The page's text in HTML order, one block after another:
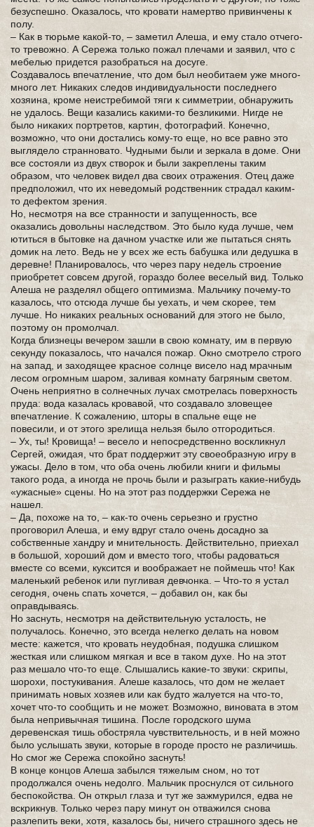
безуспешно. Оказалось, что кровати намертво привинчены к
полу.
– Как в тюрьме какой-то, – заметил Алеша, и ему стало отчего-
то тревожно. А Сережа только пожал плечами и заявил, что с
мебелью придется разобраться на досуге.
Создавалось впечатление, что дом был необитаем уже много-
много лет. Никаких следов индивидуальности последнего
хозяина, кроме неистребимой тяги к симметрии, обнаружить
не удалось. Вещи казались какими-то безликими. Нигде не
было никаких портретов, картин, фотографий. Конечно,
возможно, что они достались кому-то еще, но все равно это
выглядело странновато. Чудными были и зеркала в доме. Они
все состояли из двух створок и были закреплены таким
образом, что человек видел два своих отражения. Отец даже
предположил, что их неведомый родственник страдал каким-
то дефектом зрения.
Но, несмотря на все странности и запущенность, все
оказались довольны наследством. Это было куда лучше, чем
ютиться в бытовке на дачном участке или же пытаться снять
домик на лето. Ведь не у всех же есть бабушка или дедушка в
деревне! Планировалось, что через пару недель строение
приобретет совсем другой, гораздо более веселый вид. Только
Алеша не разделял общего оптимизма. Мальчику почему-то
казалось, что отсюда лучше бы уехать, и чем скорее, тем
лучше. Но никаких реальных оснований для этого не было,
поэтому он промолчал.
Когда близнецы вечером зашли в свою комнату, им в первую
секунду показалось, что начался пожар. Окно смотрело строго
на запад, и заходящее красное солнце висело над мрачным
лесом огромным шаром, заливая комнату багряным светом.
Очень неприятно в солнечных лучах смотрелась поверхность
пруда: вода казалась кровавой, что создавало зловещее
впечатление. К сожалению, шторы в спальне еще не
повесили, и от этого зрелища нельзя было отгородиться.
– Ух, ты! Кровища! – весело и непосредственно воскликнул
Сергей, ожидая, что брат поддержит эту своеобразную игру в
ужасы. Дело в том, что оба очень любили книги и фильмы
такого рода, а иногда не прочь были и разыграть какие-нибудь
«ужасные» сцены. Но на этот раз поддержки Сережа не
нашел.
– Да, похоже на то, – как-то очень серьезно и грустно
проговорил Алеша, и ему вдруг стало очень досадно за
собственные хандру и мнительность. Действительно, приехал
в большой, хороший дом и вместо того, чтобы радоваться
вместе со всеми, куксится и воображает не поймешь что! Как
маленький ребенок или пугливая девчонка. – Что-то я устал
сегодня, очень спать хочется, – добавил он, как бы
оправдываясь.
Но заснуть, несмотря на действительную усталость, не
получалось. Конечно, это всегда нелегко делать на новом
месте: кажется, что кровать неудобная, подушка слишком
жесткая или слишком мягкая и все в таком духе. Но на этот
раз мешало что-то еще. Слышались какие-то звуки: скрипы,
шорохи, постукивания. Алеше казалось, что дом не желает
принимать новых хозяев или как будто жалуется на что-то,
хочет что-то сообщить и не может. Возможно, виновата в этом
была непривычная тишина. После городского шума
деревенская тишь обостряла чувствительность, и в ней можно
было услышать звуки, которые в городе просто не различишь.
Но смог же Сережа спокойно заснуть!
В конце концов Алеша забылся тяжелым сном, но тот
продолжался очень недолго. Мальчик проснулся от сильного
беспокойства. Он открыл глаза и тут же зажмурился, едва не
вскрикнув. Только через пару минут он отважился снова
разлепить веки, хотя, казалось бы, ничего страшного здесь не